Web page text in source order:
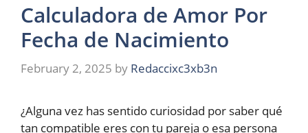
Calculadora de Amor Por
Fecha de Nacimiento
February 2, 2025 by Redaccixc3xb3n
¿Alguna vez has sentido curiosidad por saber qué
tan compatible eres con tu pareja o esa persona